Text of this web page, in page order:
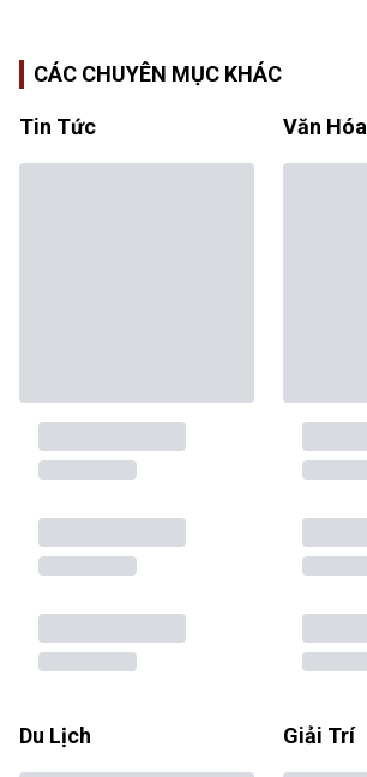
CÁC CHUYÊN MỤC KHÁC
Tin Tức Văn Hóa
Du Lịch Giải Trí